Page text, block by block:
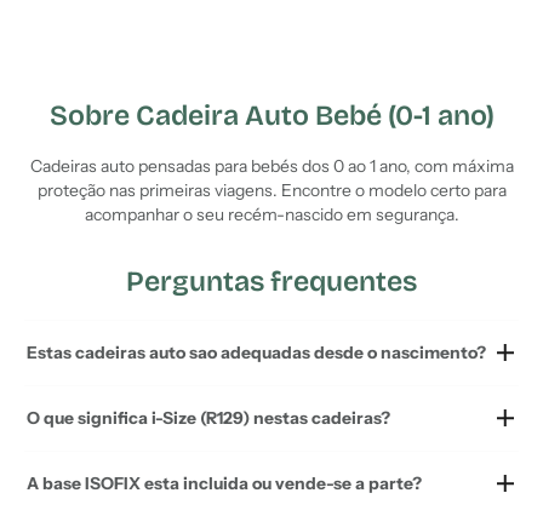
Sobre Cadeira Auto Bebé (0-1 ano)
Cadeiras auto pensadas para bebés dos 0 ao 1 ano, com máxima
proteção nas primeiras viagens. Encontre o modelo certo para
acompanhar o seu recém-nascido em segurança.
Perguntas frequentes
Estas cadeiras auto sao adequadas desde o nascimento?
O que significa i-Size (R129) nestas cadeiras?
A base ISOFIX esta incluida ou vende-se a parte?